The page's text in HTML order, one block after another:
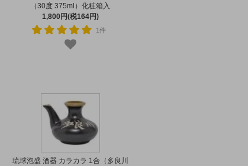
（30度 375ml）化粧箱入
1,800円(税164円)
1件
琉球泡盛 酒器 カラカラ 1合（多良川